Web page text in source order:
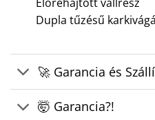
Dupla tűzésű
🚀 Garancia és
🤯 Garancia?!